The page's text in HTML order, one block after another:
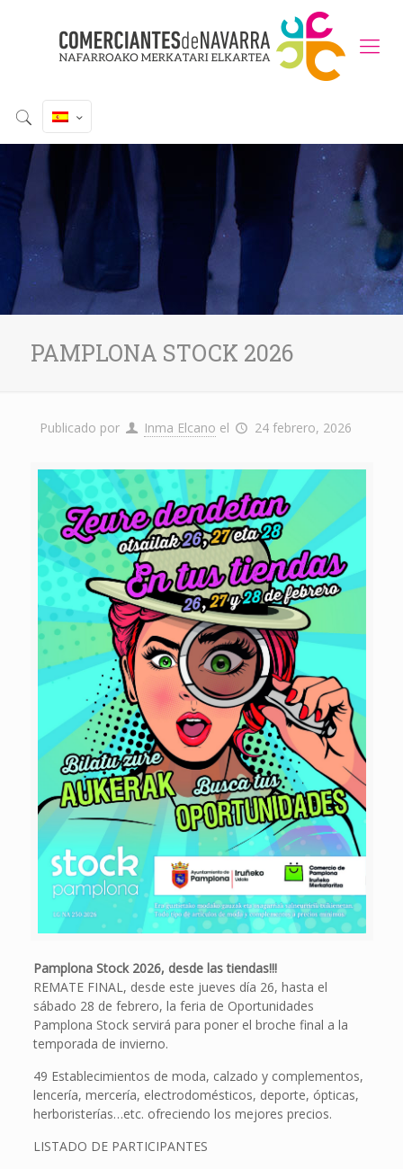
PAMPLONA STOCK 2026
Publicado por Inma Elcano el 24 febrero, 2026
Pamplona Stock 2026, desde las tiendas!!!
REMATE FINAL, desde este jueves día 26, hasta el
sábado 28 de febrero, la feria de Oportunidades
Pamplona Stock servirá para poner el broche final a la
temporada de invierno.
49 Establecimientos de moda, calzado y complementos,
lencería, mercería, electrodomésticos, deporte, ópticas,
herboristerías…etc. ofreciendo los mejores precios.
LISTADO DE PARTICIPANTES